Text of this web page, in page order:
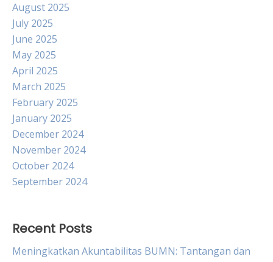
August 2025
July 2025
June 2025
May 2025
April 2025
March 2025
February 2025
January 2025
December 2024
November 2024
October 2024
September 2024
Recent Posts
Meningkatkan Akuntabilitas BUMN: Tantangan dan